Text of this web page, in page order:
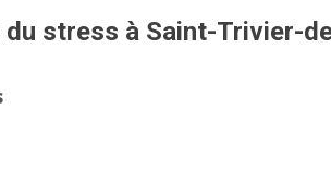
stress à Saint-Trivier-